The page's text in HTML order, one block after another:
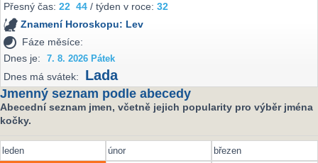
Přesný čas:22 44 / týden v roce:32
Znamení Horoskopu: Lev
Fáze měsíce:
Dnes je:
7. 8. 2026 Pátek
Dnes má svátek: Lada
Jmenný seznam podle abecedy
Abecední seznam jmen, včetně jejich popularity pro výběr jména
kočky.
leden únor
březen